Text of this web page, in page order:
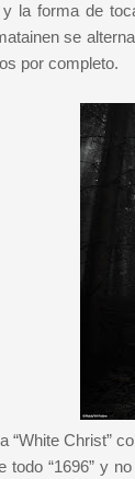
la forma de
se
por completo.
“White Christ”
todo “1696” y